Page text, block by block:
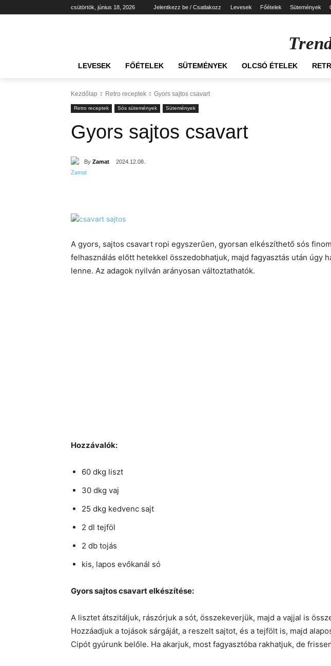
csütörtök, június 18, 2026 Jelentkezz be / Csatlakozz Levesek Főételek Sütemények
LEVESEK FŐÉTELEK SÜTEMÉNYEK OLCSÓ ÉTELEK
Kezdőlap Retro receptek Gyors sajtos csavart
Retro receptek Sós sütemények Sütemények
Gyors sajtos csavart
By Zamat 2024.12.08.
A gyors, sajtos csavart ropi egyszerűen, gyorsan elkészíthető sós
felhasználás előtt hetekkel összedobhatjuk, majd fagyasztás után úgy
lenne. Az adagok nyilván arányosan változtathatók.
Hozzávalók:
60 dkg liszt
30 dkg vaj
25 dkg kedvenc sajt
2 dl tejföl
2 db tojás
kis, lapos evőkanál só
Gyors sajtos csavart elkészítése:
A lisztet átszitáljuk, rászórjuk a sót, összekeverjük, majd a vajjal is
Hozzáadjuk a tojások sárgáját, a reszelt sajtot, és a tejfölt is, majd
Cipót gyúrunk belőle. Ha akarjuk, most fagyasztóba rakhatjuk, de